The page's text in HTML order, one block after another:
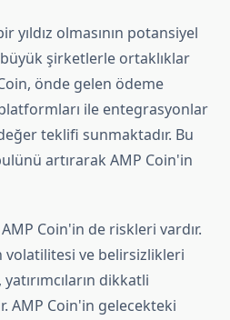
yıldız olmasının potansiyel
şirketlerle ortaklıklar
önde gelen ödeme
ile entegrasyonlar
teklifi sunmaktadır. Bu
artırarak AMP Coin'in
Coin'in de riskleri vardır.
volatilitesi ve belirsizlikleri
dikkatli
AMP Coin'in gelecekteki